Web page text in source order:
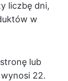
liczbę dni,
w
lub
22.